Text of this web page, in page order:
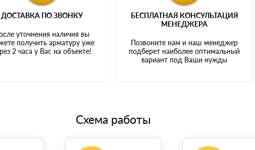
ДОСТАВКА ПО ЗВОНКУ
уточнения наличия вы
получить арматуру уже
2 часа у Вас на объекте!
БЕСПЛАТНАЯ КОНСУЛЬТАЦИЯ
МЕНЕДЖЕРА
Позвоните нам и наш менеджер
подберет наиболее оптимальный
вариант под Ваши нужды
Схема работы